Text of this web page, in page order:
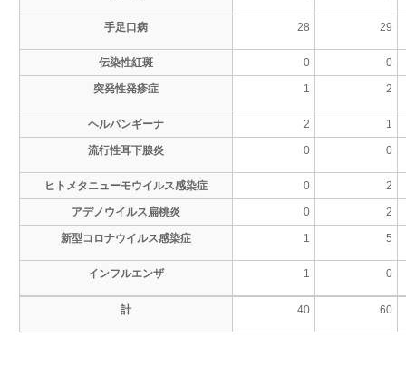
手足口病 28 29
伝染性紅斑 0 0
突発性発疹症 1 2
ヘルパンギーナ 2 1
流行性耳下腺炎 0 0
ヒトメタニューモウイルス感染症 0 2
アデノウイルス扁桃炎 0 2
新型コロナウイルス感染症 1 5
インフルエンザ 1 0
計 40 60